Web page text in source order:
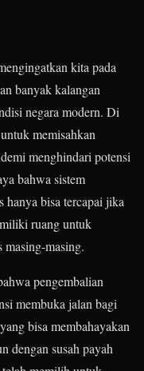
kita pada
banyak kalangan
negara modern. Di
memisahkan
menghindari potensi
bahwa sistem
hanya bisa tercapai jika
ruang untuk
masing-masing.
pengembalian
membuka jalan bagi
bisa membahayakan
dengan susah payah